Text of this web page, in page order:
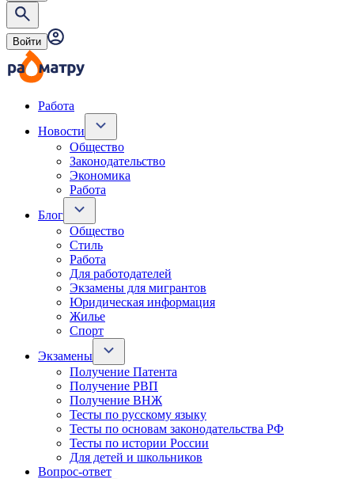
Войти
Работа
Новости
Общество
Законодательство
Экономика
Работа
Блог
Общество
Стиль
Работа
Для работодателей
Экзамены для мигрантов
Юридическая информация
Жилье
Спорт
Экзамены
Получение Патента
Получение РВП
Получение ВНЖ
Тесты по русскому языку
Тесты по основам законодательства РФ
Тесты по истории России
Для детей и школьников
Вопрос-ответ